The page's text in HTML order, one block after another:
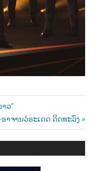
ວ”
ອາຈານວໍຣະເດດ ດິດທະວົງ